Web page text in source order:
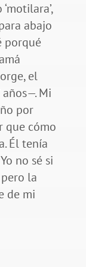
abajo
porqué
el
Mi
por
que cómo
Él tenía
no sé si
la
de mi